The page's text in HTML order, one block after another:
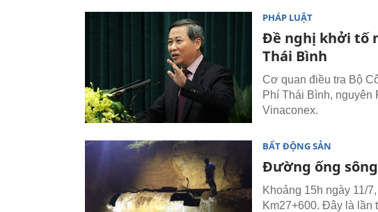
PHÁP LUẬT
Đề nghị khởi tố
Thái Bình
Cơ quan điều tra Bộ
Phí Thái Bình, nguyên
Vinaconex.
BẤT ĐỘNG SẢN
Đường ống
Khoảng 15h ngày 11/
Km27+600. Đây là